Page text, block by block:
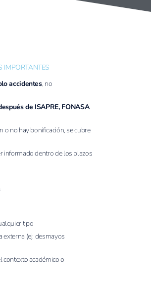
IMPORTANTES
accidentes, no
de ISAPRE, FONASA
o no hay bonificación, se cubre
informado dentro de los plazos
tipo
externa (ej: desmayos
contexto académico o